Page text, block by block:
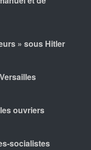
» sous Hitler
ouvriers
socialistes